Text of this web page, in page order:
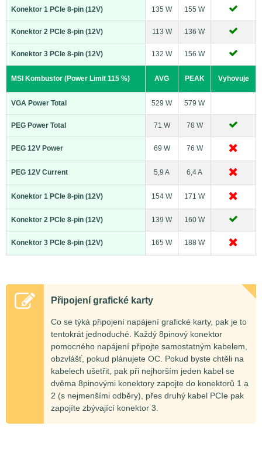
Konektor 1 PCIe 8-pin (12V) 135 W 155 W
Konektor 2 PCIe 8-pin (12V) 113 W 136 W
Konektor 3 PCIe 8-pin (12V) 132 W 156 W
MSI Kombustor (Power Limit 115 %) AVG PEAK Vyhovuje
VGA Power Total 529 W 579 W
PEG Power Total 71 W 78 W
PEG 12V Power 69 W 76 W
PEG 12V Current 5,9 A 6,4 A
Konektor 1 PCIe 8-pin (12V) 154 W 171 W
Konektor 2 PCIe 8-pin (12V) 139 W 160 W
Konektor 3 PCIe 8-pin (12V) 165 W 188 W
Připojení grafické karty
Co se týká připojení napájení grafické karty, pak je to
tentokrát jednoduché. Každý 8pinový konektor
pomocného napájení připojte samostatným kabelem,
obzvlášť, pokud plánujete OC. Pokud byste chtěli na
kabelech ušetřit, pak při nejhorším jeden kabel se
dvěma 8pinovými konektory zapojte do konektorů 1 a
2 (s nejmenšími odběry), přes druhý kabel PCIe pak
zapojíte zbývající konektor 3.